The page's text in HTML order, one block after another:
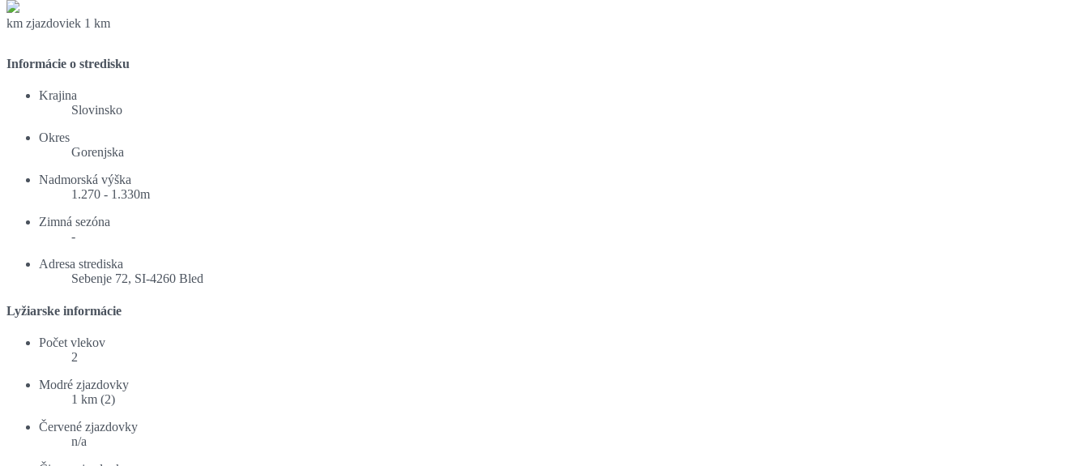
km zjazdoviek 1 km
Informácie o stredisku
Krajina
Slovinsko
Okres
Gorenjska
Nadmorská výška
1.270 - 1.330m
Zimná sezóna
-
Adresa strediska
Sebenje 72, SI-4260 Bled
Lyžiarske informácie
Počet vlekov
2
Modré zjazdovky
1 km (2)
Červené zjazdovky
n/a